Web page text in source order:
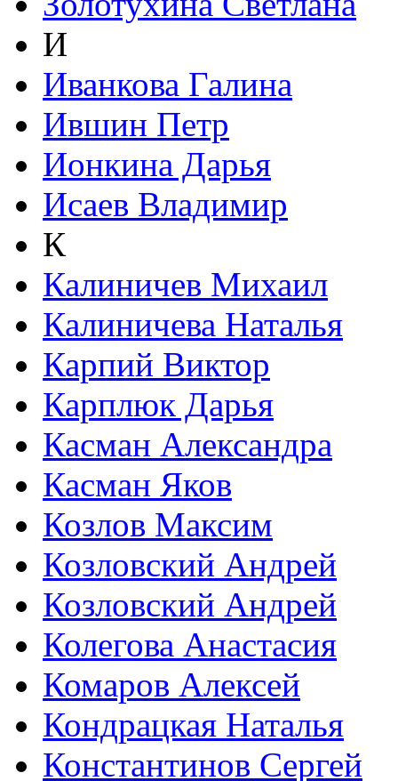
И
Иванкова Галина
Ившин Петр
Ионкина Дарья
Исаев Владимир
К
Калиничев Михаил
Калиничева Наталья
Карпий Виктор
Карплюк Дарья
Касман Александра
Касман Яков
Козлов Максим
Козловский Андрей
Козловский Андрей
Колегова Анастасия
Комаров Алексей
Кондрацкая Наталья
Константинов Сергей